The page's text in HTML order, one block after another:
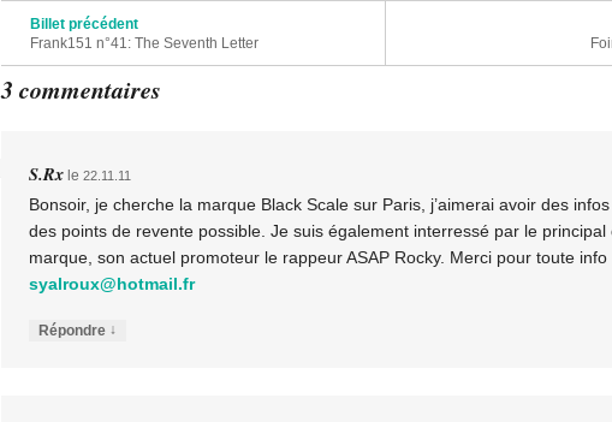
Navigation des articles
Billet précédent
Frank151 n°41: The Seventh Letter
3 commentaires
S.Rxle 22.11.11
Bonsoir, je cherche la marque Black Scale sur Paris, j’aimerai avoir des
des points de revente possible. Je suis également interressé par le principal
marque, son actuel promoteur le rappeur ASAP Rocky. Merci pour toute info
syalroux@hotmail.fr
Répondre ↓